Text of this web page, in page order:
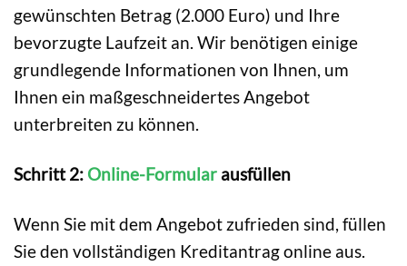
gewünschten Betrag (2.000 Euro) und Ihre
bevorzugte Laufzeit an. Wir benötigen einige
grundlegende Informationen von Ihnen, um
Ihnen ein maßgeschneidertes Angebot
unterbreiten zu können.
Schritt 2: Online-Formular ausfüllen
Wenn Sie mit dem Angebot zufrieden sind, füllen
Sie den vollständigen Kreditantrag online aus.